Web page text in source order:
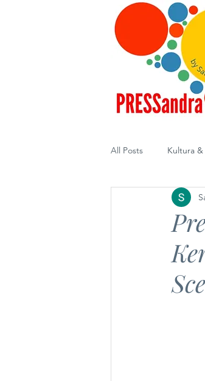
All Posts Kultura
Diplomacija